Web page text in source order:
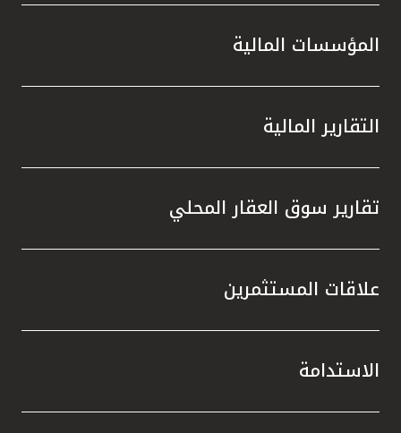
المؤسسات المالية
التقارير المالية
تقارير سوق العقار المحلي
علاقات المستثمرين
الاستدامة